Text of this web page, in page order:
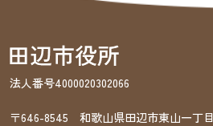
法人番号4000020302066
〒646-8545 和歌山県田辺市東山一丁